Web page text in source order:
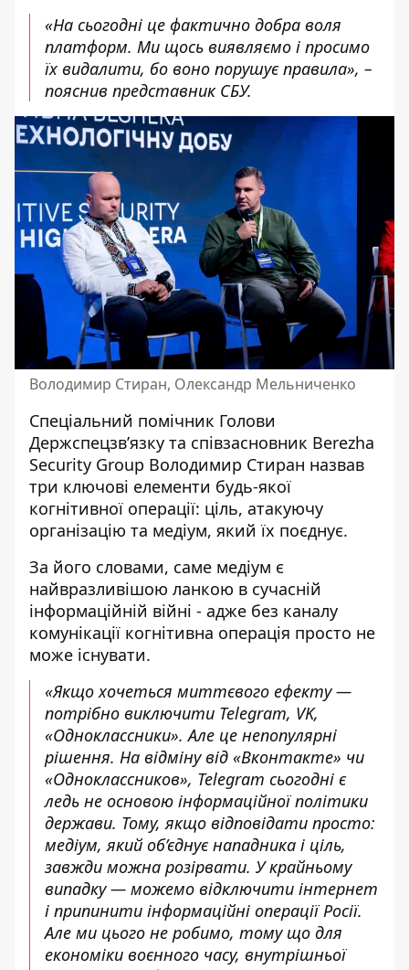
«На сьогодні це фактично добра воля
платформ. Ми щось виявляємо і просимо
їх видалити, бо воно порушує правила», –
пояснив представник СБУ.
Володимир Стиран, Олександр Мельниченко
Спеціальний помічник Голови
Держспецзв’язку та співзасновник Berezha
Security Group Володимир Стиран назвав
три ключові елементи будь-якої
когнітивної операції: ціль, атакуючу
організацію та медіум, який їх поєднує.
За його словами, саме медіум є
найвразливішою ланкою в сучасній
інформаційній війні - адже без каналу
комунікації когнітивна операція просто не
може існувати.
«Якщо хочеться миттєвого ефекту —
потрібно виключити Telegram, VK,
«Одноклассники». Але це непопулярні
рішення. На відміну від «Вконтакте» чи
«Одноклассников», Telegram сьогодні є
ледь не основою інформаційної політики
держави. Тому, якщо відповідати просто:
медіум, який об’єднує нападника і ціль,
завжди можна розірвати. У крайньому
випадку — можемо відключити інтернет
і припинити інформаційні операції Росії.
Але ми цього не робимо, тому що для
економіки воєнного часу, внутрішньої